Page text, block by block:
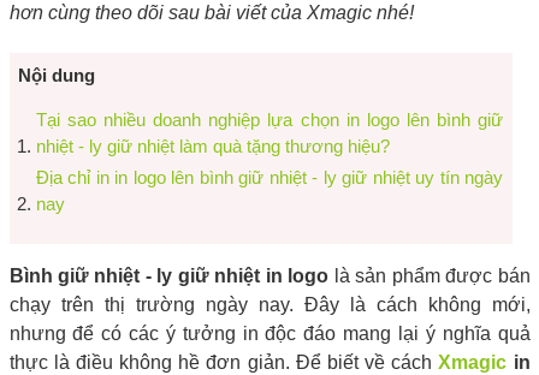
hơn cùng theo dõi sau bài viết của Xmagic nhé!
Nội dung
Tại sao nhiều doanh nghiệp lựa chọn in logo lên bình giữ
nhiệt - ly giữ nhiệt làm quà tặng thương hiệu?
Địa chỉ in in logo lên bình giữ nhiệt - ly giữ nhiệt uy tín ngày
nay
Bình giữ nhiệt - ly giữ nhiệt in logo là sản phẩm được bán
chạy trên thị trường ngày nay. Đây là cách không mới,
nhưng để có các ý tưởng in độc đáo mang lại ý nghĩa quả
thực là điều không hề đơn giản. Để biết về cáchXmagic in